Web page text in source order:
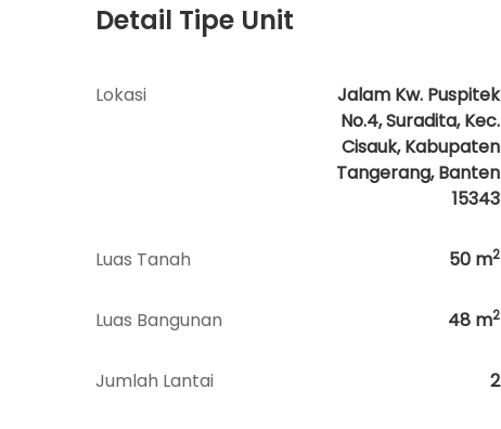
Detail Tipe Unit
Lokasi
Jalam Kw. Puspitek
No.4, Suradita, Kec.
Cisauk, Kabupaten
Tangerang, Banten
15343
Luas Tanah 50 m2
Luas Bangunan 48 m2
Jumlah Lantai 2